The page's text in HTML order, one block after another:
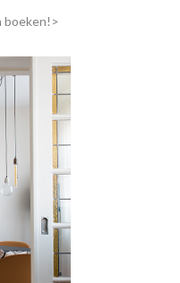
boeken!>